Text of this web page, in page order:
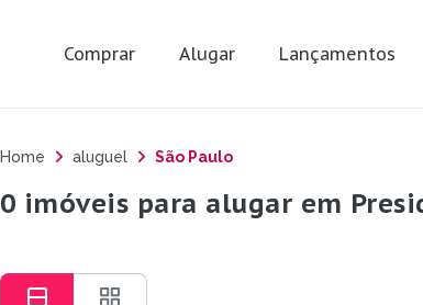
Comprar Alugar Lançamentos
Home aluguel São Paulo
0 imóveis para alugar em